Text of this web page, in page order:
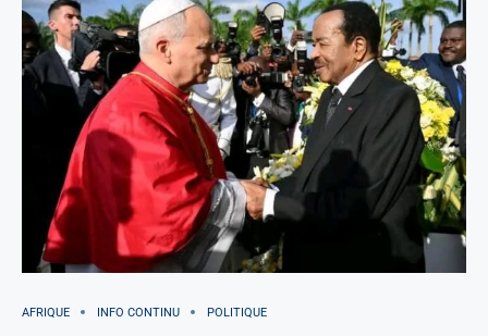
AFRIQUE INFO CONTINU POLITIQUE